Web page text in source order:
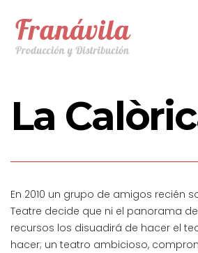
La
En 2010 un grupo de amigos recién
Teatre decide que ni el panorama
recursos los disuadirá de hacer el
hacer; un teatro ambicioso,